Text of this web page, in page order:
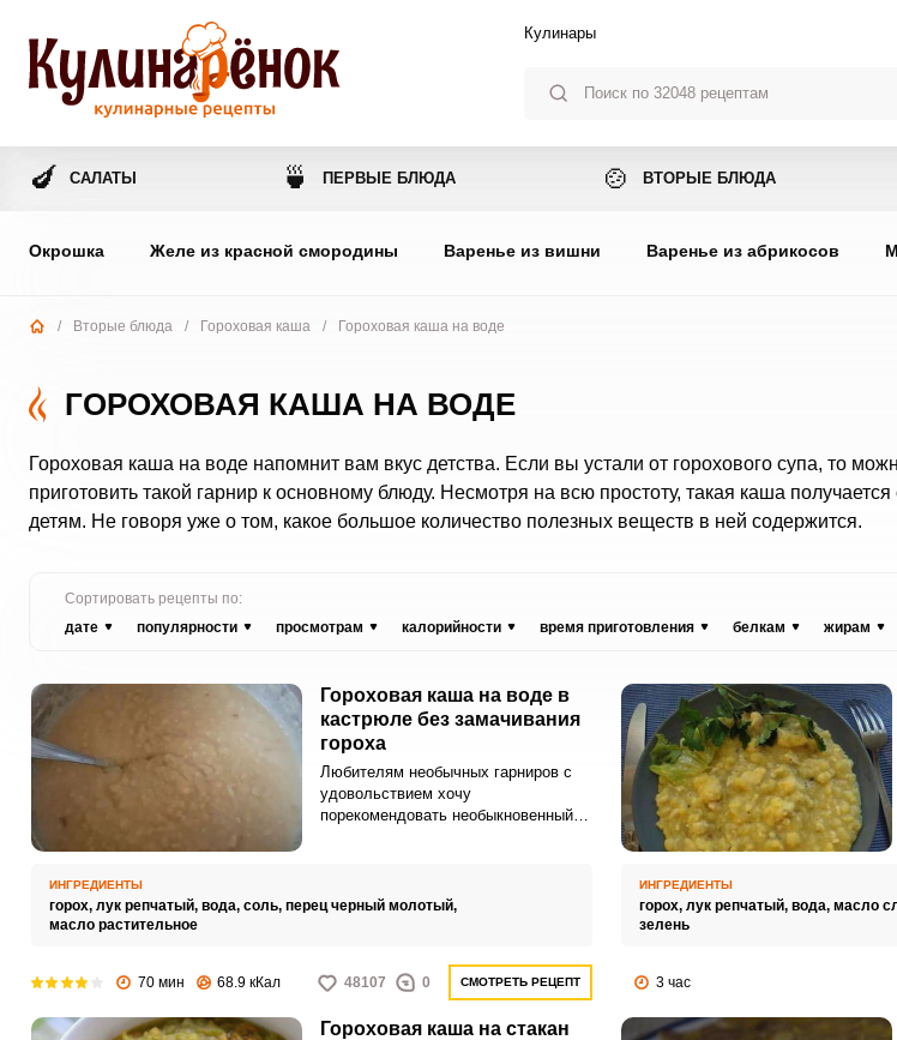
Кулинары
🍆 САЛАТЫ 🍵 ПЕРВЫЕ БЛЮДА 🍲 ВТОРЫЕ БЛЮДА
Окрошка Желе из красной смородины Варенье из вишни Варенье из абрикосов
/ Вторые блюда / Гороховая каша / Гороховая каша на воде
ГОРОХОВАЯ КАША НА ВОДЕ
Гороховая каша на воде напомнит вам вкус детства. Если вы устали от горохового супа, то
приготовить такой гарнир к основному блюду. Несмотря на всю простоту, такая каша
детям. Не говоря уже о том, какое большое количество полезных веществ в ней содержится.
Сортировать рецепты по:
дате
популярности просмотрам калорийности время приготовления белкам жирам
Гороховая каша на воде в
кастрюле без замачивания
гороха
Любителям необычных гарниров с
удовольствием хочу
порекомендовать необыкновенный
ароматной.
ИНГРЕДИЕНТЫ
горох, лук репчатый, вода, соль, перец черный молотый,
масло растительное
70 мин 68.9 кКал 48107 0 СМОТРЕТЬ РЕЦЕПТ
ИНГРЕДИЕНТЫ
горох, лук репчатый, вода, масло
зелень
3 час
Гороховая каша на стакан